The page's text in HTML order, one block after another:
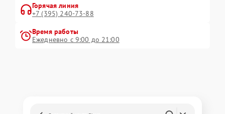
Горячая линия
+7 (395) 240-73-88
Время работы
Ежедневно с 9:00 до 21:00